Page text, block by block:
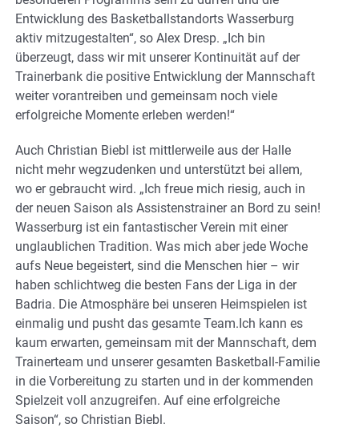
Entwicklung des Basketballstandorts Wasserburg
aktiv mitzugestalten“, so Alex Dresp. „Ich bin
überzeugt, dass wir mit unserer Kontinuität auf der
Trainerbank die positive Entwicklung der Mannschaft
weiter vorantreiben und gemeinsam noch viele
erfolgreiche Momente erleben werden!“
Auch Christian Biebl ist mittlerweile aus der Halle
nicht mehr wegzudenken und unterstützt bei allem,
wo er gebraucht wird. ​„Ich freue mich riesig, auch in
der neuen Saison als Assistenstrainer an Bord zu sein!
​Wasserburg ist ein fantastischer Verein mit einer
unglaublichen Tradition. Was mich aber jede Woche
aufs Neue begeistert, sind die Menschen hier – wir
haben schlichtweg die besten Fans der Liga in der
Badria. Die Atmosphäre bei unseren Heimspielen ist
einmalig und pusht das gesamte Team.​Ich kann es
kaum erwarten, gemeinsam mit der Mannschaft, dem
Trainerteam und unserer gesamten Basketball-Familie
in die Vorbereitung zu starten und in der kommenden
Spielzeit voll anzugreifen. Auf eine erfolgreiche
Saison“, so Christian Biebl.